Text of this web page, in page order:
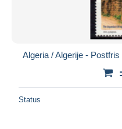
Algeria / Algerije -
Status